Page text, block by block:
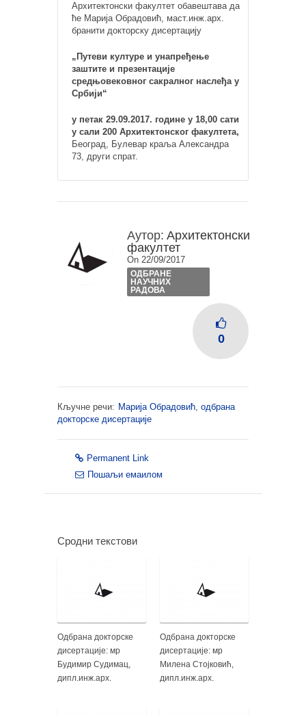
Архитектонски факултет обавештава да
ће Марија Обрадовић, маст.инж.арх.
бранити докторску дисертацију
„Путеви културе и унапређење
заштите и презентације
средњовековног сакралног наслеђа у
Србији“
у петак 29.09.2017. године у 18,00 сати
у сали 200 Архитектонског факултета,
Београд, Булевар краља Александра
73, други спрат.
Аутор: Архитектонски
факултет
On 22/09/2017
ОДБРАНЕ
НАУЧНИХ
РАДОВА
0
Кључне речи: Марија Обрадовић, одбрана
докторске дисертације
Permanent Link
Пошаљи емаилом
Сродни текстови
Одбрана докторске
дисертације: мр
Будимир Судимац,
дипл.инж.арх.
Одбрана докторске
дисертације: мр
Милена Стојковић,
дипл.инж.арх.